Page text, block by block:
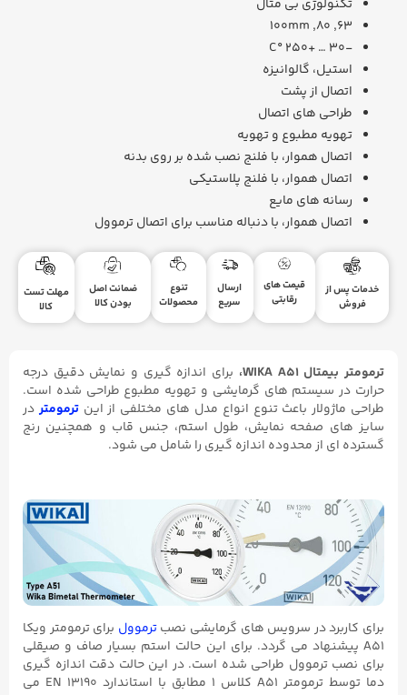
تکنولوژی بی متال
63, 80, 100mm
-30 … +250 °C
استیل، گالوانیزه
اتصال از پشت
طراحی های اتصال
تهویه مطبوع و تهویه
اتصال هموار، با فلنج نصب شده بر روی بدنه
اتصال هموار، با فلنج پلاستیکی
رسانه های مایع
اتصال هموار، با دنباله مناسب برای اتصال ترموول
خدمات پس از
فروش
قیمت های
رقابتی
ارسال
سریع
تنوع
محصولات
ضمانت اصل
بودن کالا
مهلت تست
کالا
ترمومتر بیمتال WIKA A51،
برای اندازه گیری و نمایش دقیق درجه
حرارت در سیستم های گرمایشی و تهویه مطبوع طراحی شده است.
طراحی ماژولار باعث تنوع انواع مدل های مختلفی از اینترمومتر در
سایز های صفحه نمایش، طول استم، جنس قاب و همچنین رنج
گسترده ای از محدوده اندازه گیری را شامل می شود.
برای کاربرد در سرویس های گرمایشی نصبترموول برای ترمومتر ویکا
A51 پیشنهاد می گردد. برای این حالت استم بسیار صاف و صیقلی
برای نصب ترموول طراحی شده است. در این حالت دقت اندازه گیری
دما توسط ترمومتر A51 کلاس ۱ مطابق با استاندارد EN ۱۳۱۹۰ می